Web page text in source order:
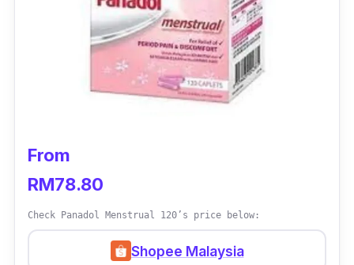
From
RM78.80
Check Panadol Menstrual 120’s price below:
Shopee Malaysia